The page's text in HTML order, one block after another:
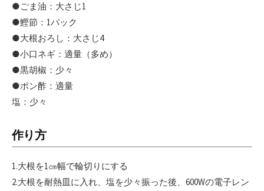
●ごま油：大さじ1
●鰹節：1パック
●大根おろし：大さじ4
●小口ネギ：適量（多め）
●黒胡椒：少々
●ポン酢：適量
塩：少々
作り方
1.大根を1㎝幅で輪切りにする
2.大根を耐熱皿に入れ、塩を少々振った後、600Wの電子レン